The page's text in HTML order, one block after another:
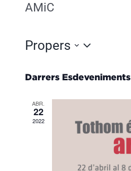
AMiC
Propers
data.
Darrers Esdeveniments
ABR.
22
2022